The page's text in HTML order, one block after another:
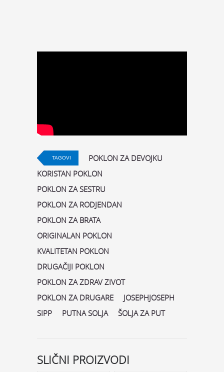
TAGOVI
POKLON ZA DEVOJKU
KORISTAN POKLON
POKLON ZA SESTRU
POKLON ZA RODJENDAN
POKLON ZA BRATA
ORIGINALAN POKLON
KVALITETAN POKLON
DRUGAČIJI POKLON
POKLON ZA ZDRAV ZIVOT
POKLON ZA DRUGARE
JOSEPHJOSEPH
SIPP
PUTNA SOLJA ŠOLJA ZA PUT
SLIČNI PROIZVODI